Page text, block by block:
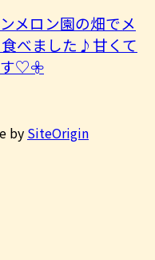
メロン園の畑でメ
べました♪甘くて
す♡𖧷
by SiteOrigin